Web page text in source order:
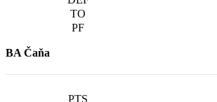
BA Čaňa